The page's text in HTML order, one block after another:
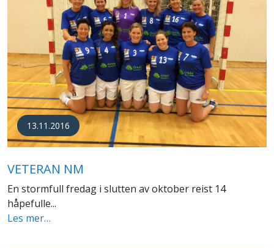
13.11.2016
VETERAN NM
En stormfull fredag i slutten av oktober reist 14
håpefulle...
Les mer…